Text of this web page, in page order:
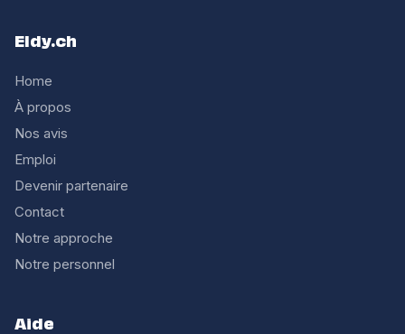
Eldy.ch
Home
À propos
Nos avis
Emploi
Devenir partenaire
Contact
Notre approche
Notre personnel
Aide